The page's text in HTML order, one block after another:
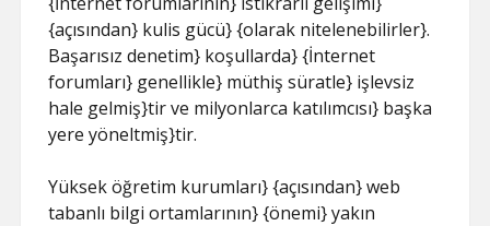
{açısından} kulis gücü} {olarak nitelenebilirler}.
Başarısız denetim} koşullarda} {İnternet
forumları} genellikle} müthiş süratle} işlevsiz
hale gelmiş}tir ve milyonlarca katılımcısı} başka
yere yöneltmiş}tir.
Yüksek öğretim kurumları} {açısından} web
tabanlı bilgi ortamlarının} {önemi} yakın